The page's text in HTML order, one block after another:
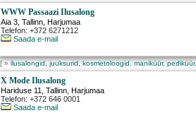
WWW Passaazi Ilusalong
Aia 3 ,Tallinn , Harjumaa
Telefon: +372 6271212
Saada e-mail
[ »ilusalongid, juuksurid, kosmetoloogid, maniküür,
X Mode Ilusalong
Hariduse 11 ,Tallinn , Harjumaa
Telefon: +372 646 0001
Saada e-mail